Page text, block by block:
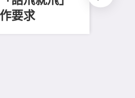
要求